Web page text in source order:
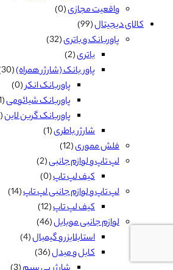
واقعیت مجازی(0)
کالای دیجیتال(99)
پاوربانک و باتری(32)
باتری(2)
پاور بانک (شارژر همراه)(30)
پاوربانک انکر(0)
پاوربانک شیائومی(1)
پاوربانک گرین لاین(0)
شارژر باطری(1)
فلش مموری(12)
لپ تاپ و لوازم جانبی(2)
کیف لپ تاپ(0)
لپ تاپ و لوازم جانبی لپ تاپ(14)
کیف لپ تاپ(12)
لوازم جانبی موبایل(46)
استابلایزر و گیمبال(4)
کابل و مبدل(36)